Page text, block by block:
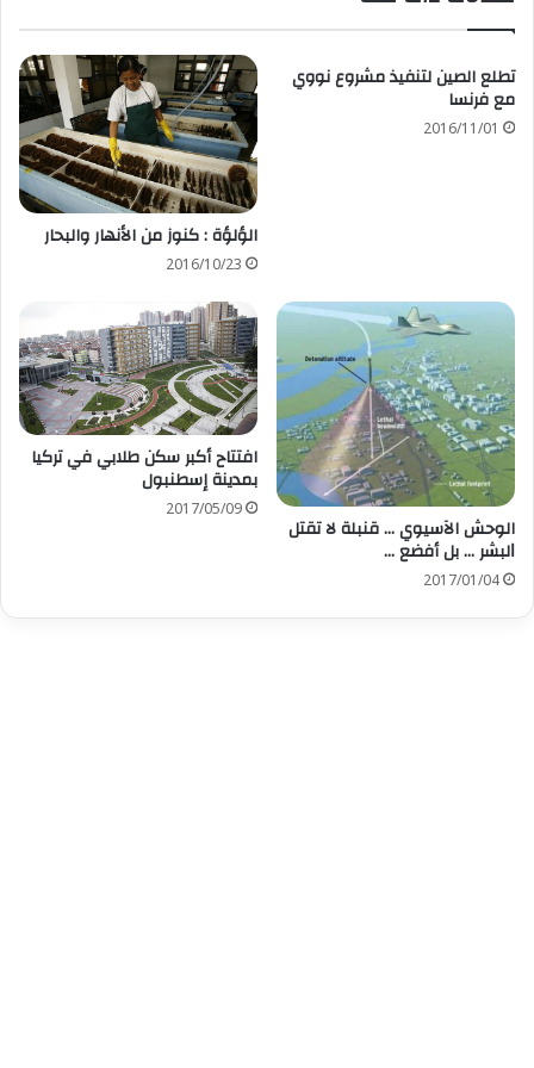
تطلع الصين لتنفيذ مشروع نووي
مع فرنسا
2016/11/01
الؤلؤة : كنوز من الأنهار والبحار
2016/10/23
الوحش الآسيوي … ﻗﻨﺒﻠﺔ ﻻ ﺗﻘﺘﻞ
ﺍﻟﺒﺸﺮ … بل أفضع …
2017/01/04
افتتاح أكبر سكن طلابي في تركيا
بمدينة إسطنبول
2017/05/09